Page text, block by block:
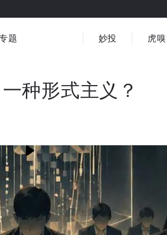
3C数码 观点
题 妙投 虎
种形式主义？